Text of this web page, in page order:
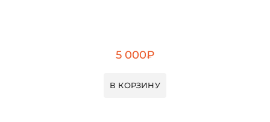
5 000₽
В КОРЗИНУ